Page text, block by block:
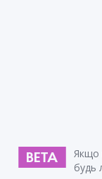
Якщо
будь